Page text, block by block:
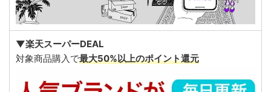
▼楽天スーパーDEAL
対象商品購入で最大50%以上のポイント還元